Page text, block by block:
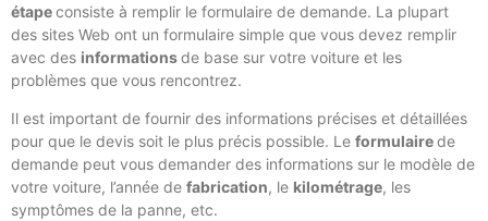
étapeconsiste à remplir le formulaire de demande. La plupart
des sites Web ont un formulaire simple que vous devez remplir
avec des informationsde base sur votre voiture et les
problèmes que vous rencontrez.
Il est important de fournir des informations précises et détaillées
pour que le devis soit le plus précis possible. Le formulairede
demande peut vous demander des informations sur le modèle de
votre voiture, l’année de fabrication, le kilométrage, les
symptômes de la panne, etc.